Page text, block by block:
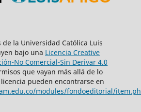
de la Universidad Católica Luis
bajo una Licencia Creative
No Comercial-Sin Derivar 4.0
que vayan más allá de lo
pueden encontrarse en
modules/fondoeditorial/